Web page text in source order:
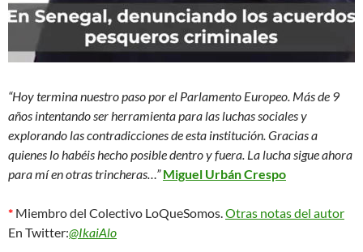
“Hoy termina nuestro paso por el Parlamento Europeo. Más de 9
años intentando ser herramienta para las luchas sociales y
explorando las contradicciones de esta institución. Gracias a
quienes lo habéis hecho posible dentro y fuera. La lucha sigue ahora
para mí en otras trincheras…” Miguel Urbán Crespo
* Miembro del Colectivo LoQueSomos. Otras notas del autor
En Twitter:@IkaiAlo